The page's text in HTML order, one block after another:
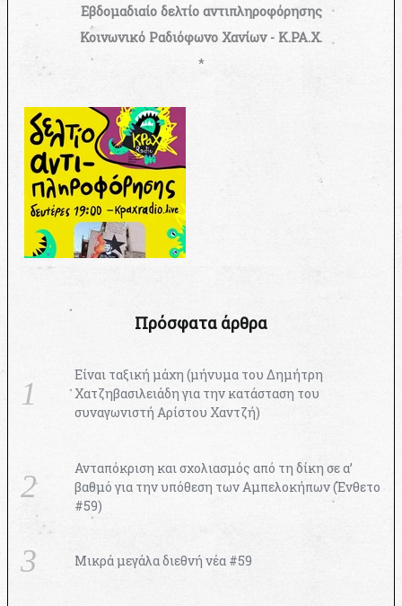
Εβδομαδιαίο δελτίο αντιπληροφόρησης
Κοινωνικό Ραδιόφωνο Χανίων - Κ.ΡΑ.Χ.
*
Πρόσφατα άρθρα
Είναι ταξική μάχη (μήνυμα του Δημήτρη
Χατζηβασιλειάδη για την κατάσταση του
συναγωνιστή Αρίστου Χαντζή)
Ανταπόκριση και σχολιασμός από τη δίκη σε α’
βαθμό για την υπόθεση των Αμπελοκήπων (Ένθετο
#59)
Μικρά μεγάλα διεθνή νέα #59